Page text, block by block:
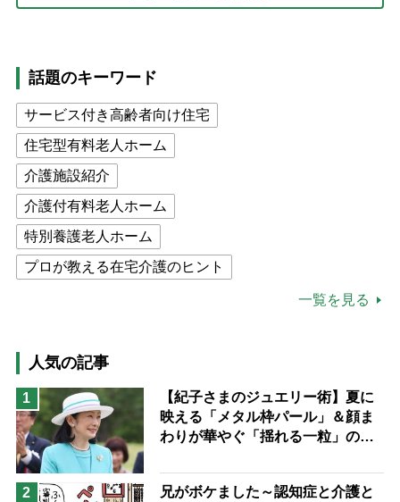
話題のキーワード
サービス付き高齢者向け住宅
住宅型有料老人ホーム
介護施設紹介
介護付有料老人ホーム
特別養護老人ホーム
プロが教える在宅介護のヒント
猫が母になつきません
息子の遠距離介護サバイバル術
兄がボケました
便利なサービス
予防法
一覧を見る
人気の記事
1
【紀子さまのジュエリー術】夏に
映える「メタル枠パール」＆顔ま
わりが華やぐ「揺れる一粒」の使
2
兄がボケました～認知症と介護と